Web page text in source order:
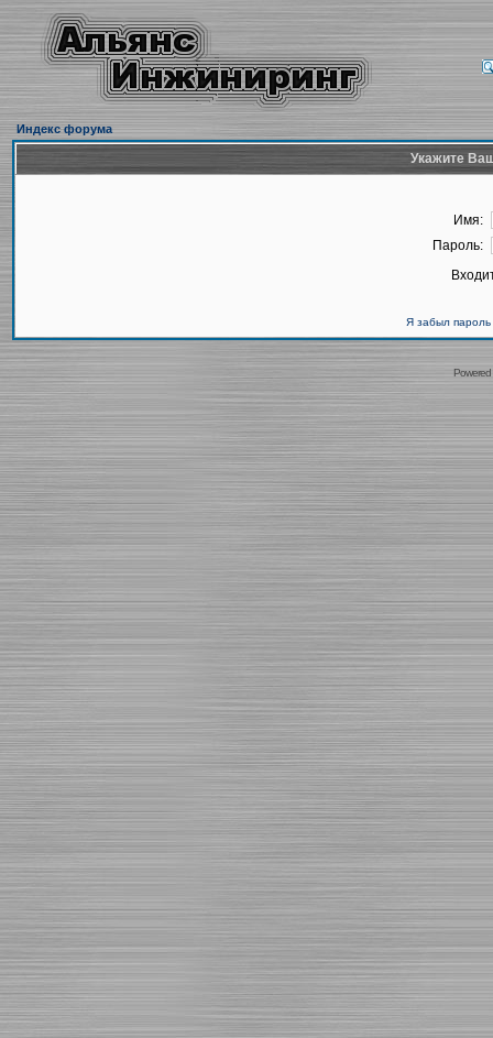
Индекс форума
Укажите
Имя:
Пароль:
Я забыл пароль